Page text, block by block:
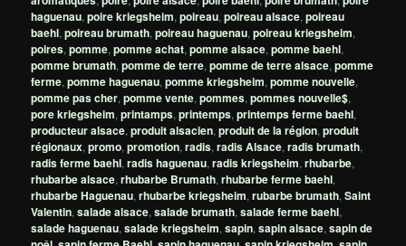
haguenau,poire kriegsheim,poireau,poireau alsace,poireau
baehl,poireau brumath,poireau haguenau,poireau kriegsheim,
poires,pomme,pomme achat,pomme alsace,pomme baehl,
pomme brumath,pomme de terre,pomme de terre alsace,pomme
ferme,pomme haguenau,pomme kriegsheim,pomme nouvelle,
pomme pas cher,pomme vente,pommes,pommes nouvelle$,
pore kriegsheim,printamps,printemps,printemps ferme baehl,
producteur alsace,produit alsacien,produit de la région,produit
régionaux,promo,promotion,radis,radis Alsace,radis brumath,
radis ferme baehl,radis haguenau,radis kriegsheim,rhubarbe,
rhubarbe alsace,rhubarbe Brumath,rhubarbe ferme baehl,
rhubarbe Haguenau,rhubarbe kriegsheim,rubarbe brumath,Saint
Valentin,salade alsace,salade brumath,salade ferme baehl,
salade haguenau,salade kriegsheim,sapin,sapin alsace,sapin de